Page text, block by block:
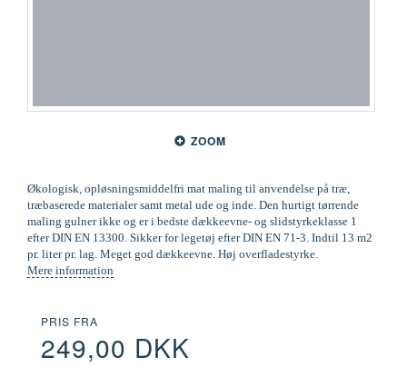
ZOOM
Økologisk, opløsningsmiddelfri mat maling til anvendelse på træ,
træbaserede materialer samt metal ude og inde. Den hurtigt tørrende
maling gulner ikke og er i bedste dækkeevne- og slidstyrkeklasse 1
efter DIN EN 13300. Sikker for legetøj efter DIN EN 71-3. Indtil 13 m2
pr. liter pr. lag. Meget god dækkeevne. Høj overfladestyrke.
Mere information
PRIS FRA
249,00 DKK